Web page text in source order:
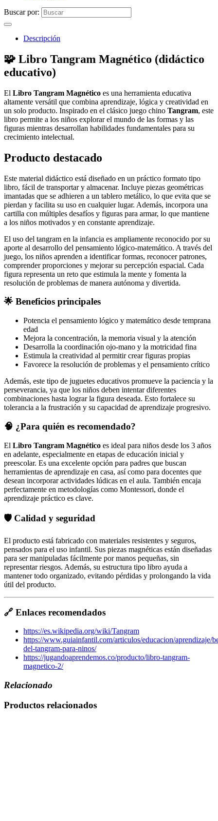
Buscar por:
Descripción
🧩 Libro Tangram Magnético (didáctico
educativo)
El Libro Tangram Magnético es una herramienta educativa
altamente versátil que combina aprendizaje, lógica y creatividad en
un solo producto. Inspirado en el clásico juego chino Tangram, este
libro permite a los niños explorar el mundo de las formas y las
figuras mientras desarrollan habilidades fundamentales para su
crecimiento intelectual.
Producto destacado
Este material didáctico está diseñado en un práctico formato tipo
libro, fácil de transportar y almacenar. Incluye piezas geométricas
imantadas que se adhieren a un tablero metálico, lo que evita que se
pierdan y facilita su uso en cualquier lugar. Además, incorpora una
cartilla con múltiples desafíos y figuras para armar, lo que mantiene
a los niños motivados y en constante aprendizaje.
El uso del tangram en la infancia es ampliamente reconocido por su
aporte al desarrollo del pensamiento lógico-matemático. A través del
juego, los niños aprenden a identificar formas, reconocer patrones,
comprender proporciones y mejorar su percepción espacial. Cada
figura representa un reto que estimula la mente y fomenta la
resolución de problemas de manera autónoma y divertida.
🌟 Beneficios principales
Potencia el pensamiento lógico y matemático desde temprana
edad
Mejora la concentración, la memoria visual y la atención
Desarrolla la coordinación ojo-mano y la motricidad fina
Estimula la creatividad al permitir crear figuras propias
Favorece la resolución de problemas y el pensamiento crítico
Además, este tipo de juguetes educativos promueve la paciencia y la
perseverancia, ya que los niños deben intentar diferentes
combinaciones hasta lograr la figura deseada. Esto fortalece su
tolerancia a la frustración y su capacidad de aprendizaje progresivo.
🧠 ¿Para quién es recomendado?
El Libro Tangram Magnético es ideal para niños desde los 3 años
en adelante, especialmente en etapas de educación inicial y
preescolar. Es una excelente opción para padres que buscan
herramientas de aprendizaje en casa, así como para docentes que
desean incorporar actividades lúdicas en el aula. También encaja
perfectamente en metodologías como Montessori, donde el
aprendizaje práctico es clave.
🛡️ Calidad y seguridad
El producto está fabricado con materiales resistentes y seguros,
pensados para el uso infantil. Sus piezas magnéticas están diseñadas
para ser manipuladas fácilmente por manos pequeñas, sin
representar riesgos. Además, su estructura tipo libro ayuda a
mantener todo organizado, evitando pérdidas y prolongando la vida
útil del producto.
🔗 Enlaces recomendados
https://es.wikipedia.org/wiki/Tangram
https://www.guiainfantil.com/articulos/educacion/aprendizaje/
del-tangram-para-ninos/
https://jugandoaprendemos.co/producto/libro-tangram-
magnetico-2/
Relacionado
Productos relacionados